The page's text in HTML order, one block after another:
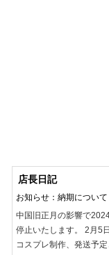
店長日記
お知らせ：納期について
中国旧正月の影響で
停止いたします。 2月5
コスプレ制作、発送予定